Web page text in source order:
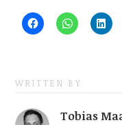
WRITTEN BY
Tobias